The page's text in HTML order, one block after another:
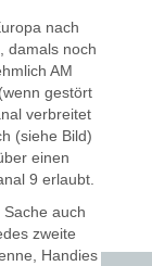
nach
damals noch
AM
gestört
verbreitet
(siehe Bild)
einen
9 erlaubt.
auch
zweite
Handies